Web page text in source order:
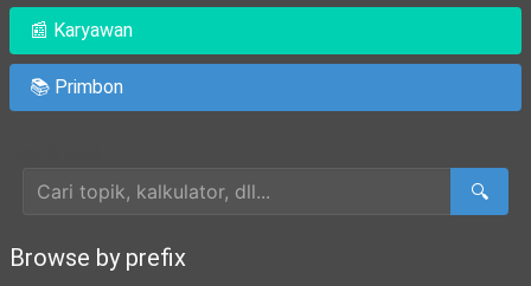
📰 Karyawan
📚 Primbon
🔍
Browse by prefix